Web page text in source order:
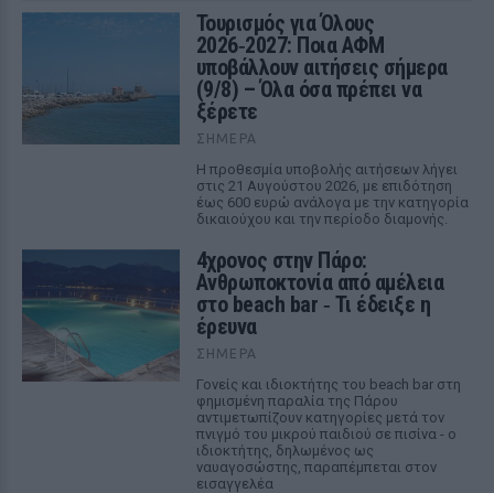
Τουρισμός για Όλους
2026‑2027: Ποια ΑΦΜ
υποβάλλουν αιτήσεις σήμερα
(9/8) – Όλα όσα πρέπει να
ξέρετε
ΣΉΜΕΡΑ
Η προθεσμία υποβολής αιτήσεων λήγει
στις 21 Αυγούστου 2026, με επιδότηση
έως 600 ευρώ ανάλογα με την κατηγορία
δικαιούχου και την περίοδο διαμονής.
4χρονος στην Πάρο:
Ανθρωποκτονία από αμέλεια
στο beach bar ‑ Τι έδειξε η
έρευνα
ΣΉΜΕΡΑ
Γονείς και ιδιοκτήτης του beach bar στη
φημισμένη παραλία της Πάρου
αντιμετωπίζουν κατηγορίες μετά τον
πνιγμό του μικρού παιδιού σε πισίνα - ο
ιδιοκτήτης, δηλωμένος ως
ναυαγοσώστης, παραπέμπεται στον
εισαγγελέα